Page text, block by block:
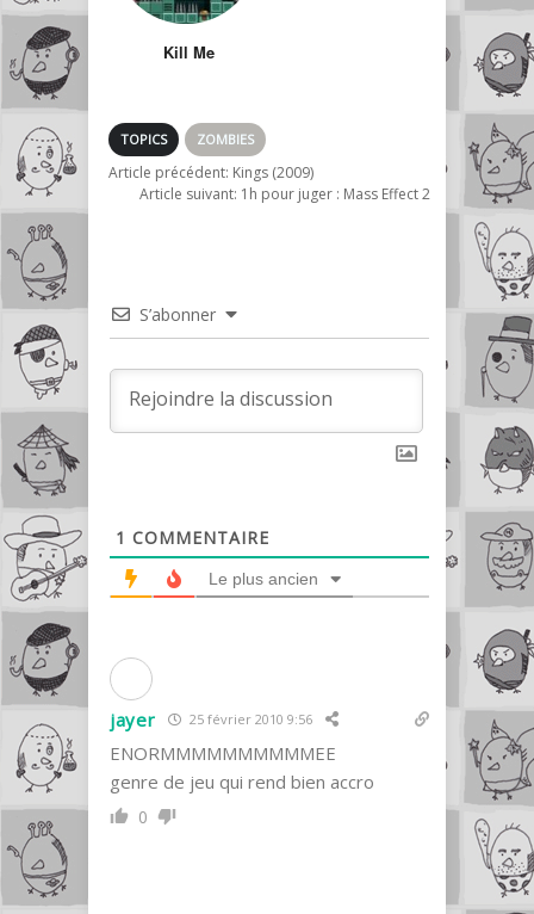
Kill Me
TOPICS ZOMBIES
Article précédent: Kings (2009)
Article suivant: 1h pour juger : Mass Effect 2
S’abonner
1 COMMENTAIRE
Le plus ancien
jayer 25 février 2010 9:56
ENORMMMMMMMMMMEE
genre de jeu qui rend bien accro
0